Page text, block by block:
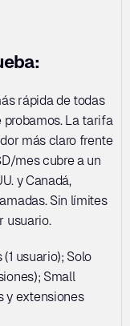
rápida de todas
La tarifa
más claro frente
mes cubre a un
y Canadá,
Sin límites
usuario.
usuario); Solo
Small
y extensiones